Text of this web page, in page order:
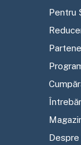
Pentru
Despre